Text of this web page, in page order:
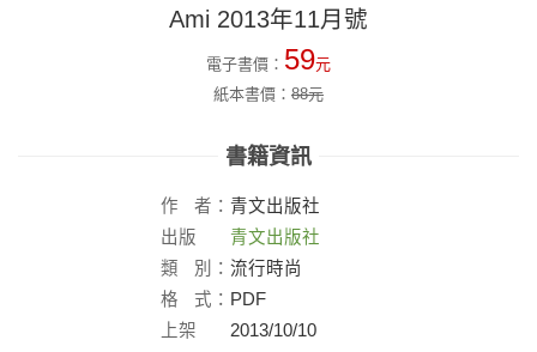
Ami 2013年11月號
電子書價： 59元
紙本書價： 88元
書籍資訊
作 者： 青文出版社
出版
社：
青文出版社
類
別： 流行時尚
格
式： PDF
上架
2013/10/10